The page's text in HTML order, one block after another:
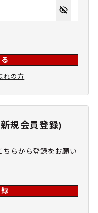
れの方
規会員登録)
ちらから登録をお願い